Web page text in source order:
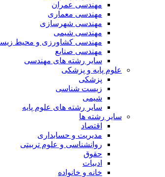
مهندسی عمران
مهندسی معماری
مهندسی شهرسازی
مهندسی شیمی
مهندسی کشاورزی و محیط
مهندسی صنایع
سایر رشته های مهندسی
علوم پایه و پزشکی
پزشکی
زیست شناسی
شیمی
سایر رشته های علوم پایه
سایر رشته ها
اقتصاد
مدیریت و حسابداری
روانشناسی و علوم تربیتی
حقوق
ادبیات
خانه و خانواده